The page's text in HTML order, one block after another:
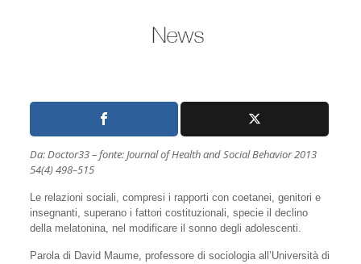
Da: Doctor33 – fonte: Journal of Health and Social Behavior 2013
54(4) 498–515
Le relazioni sociali, compresi i rapporti con coetanei, genitori e
insegnanti, superano i fattori costituzionali, specie il declino
della melatonina, nel modificare il sonno degli adolescenti.
Parola di David Maume, professore di sociologia all’Università di